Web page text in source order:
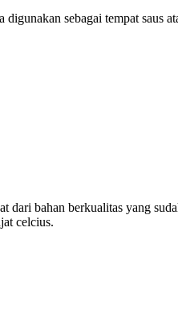
sebagai tempat saus
bahan berkualitas yang
celcius.